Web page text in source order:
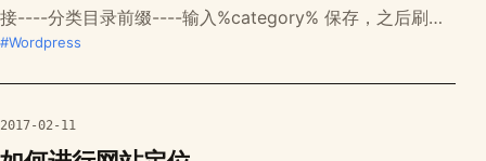
接----分类目录前缀----输入%category% 保存，之后刷新
一下就解决了
#Wordpress
2017-02-11